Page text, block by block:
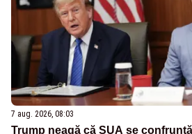
7 aug. 2026, 08:03
Trump neagă că SUA se